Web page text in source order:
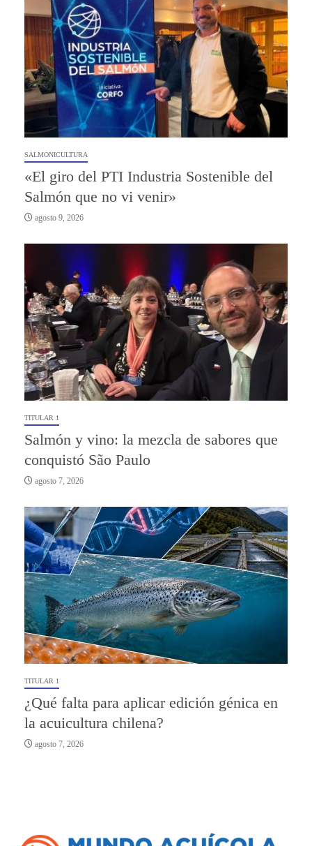
SALMONICULTURA
«El giro del PTI Industria Sostenible del
Salmón que no vi venir»
agosto 9, 2026
TITULAR 1
Salmón y vino: la mezcla de sabores que
conquistó São Paulo
agosto 7, 2026
TITULAR 1
¿Qué falta para aplicar edición génica en
la acuicultura chilena?
agosto 7, 2026